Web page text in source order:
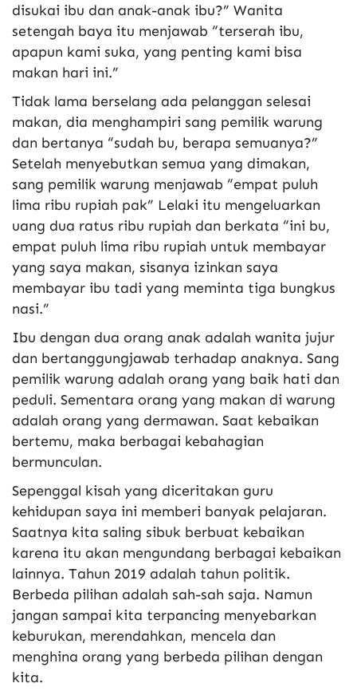
disukai ibu dan anak-anak ibu?” Wanita
setengah baya itu menjawab “terserah ibu,
apapun kami suka, yang penting kami bisa
makan hari ini.”
Tidak lama berselang ada pelanggan selesai
makan, dia menghampiri sang pemilik warung
dan bertanya “sudah bu, berapa semuanya?”
Setelah menyebutkan semua yang dimakan,
sang pemilik warung menjawab “empat puluh
lima ribu rupiah pak” Lelaki itu mengeluarkan
uang dua ratus ribu rupiah dan berkata “ini bu,
empat puluh lima ribu rupiah untuk membayar
yang saya makan, sisanya izinkan saya
membayar ibu tadi yang meminta tiga bungkus
nasi.”
Ibu dengan dua orang anak adalah wanita jujur
dan bertanggungjawab terhadap anaknya. Sang
pemilik warung adalah orang yang baik hati dan
peduli. Sementara orang yang makan di warung
adalah orang yang dermawan. Saat kebaikan
bertemu, maka berbagai kebahagian
bermunculan.
Sepenggal kisah yang diceritakan guru
kehidupan saya ini memberi banyak pelajaran.
Saatnya kita saling sibuk berbuat kebaikan
karena itu akan mengundang berbagai kebaikan
lainnya. Tahun 2019 adalah tahun politik.
Berbeda pilihan adalah sah-sah saja. Namun
jangan sampai kita terpancing menyebarkan
keburukan, merendahkan, mencela dan
menghina orang yang berbeda pilihan dengan
kita.